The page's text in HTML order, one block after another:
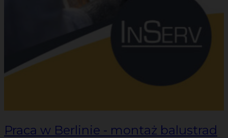
Praca w Berlinie - montaż balustrad